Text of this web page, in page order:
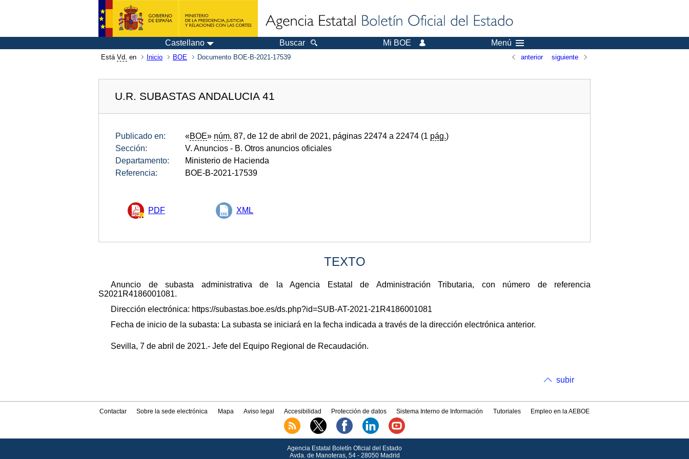
Castellano Buscar Mi BOE Menú
Está Vd. en Inicio BOE Documento BOE-B-2021-17539 anterior siguiente
U.R. SUBASTAS ANDALUCIA 41
Publicado en: «BOE» núm. 87, de 12 de abril de 2021, páginas 22474 a 22474 (1 pág.)
Sección:
V. Anuncios - B. Otros anuncios oficiales
Departamento:
Ministerio de Hacienda
Referencia:
BOE-B-2021-17539
PDF XML
TEXTO
Anuncio de subasta administrativa de la Agencia Estatal de Administración Tributaria, con número de referencia
S2021R4186001081.
Dirección electrónica: https://subastas.boe.es/ds.php?id=SUB-AT-2021-21R4186001081
Fecha de inicio de la subasta: La subasta se iniciará en la fecha indicada a través de la dirección electrónica anterior.
Sevilla, 7 de abril de 2021.- Jefe del Equipo Regional de Recaudación.
subir
Contactar Sobre la sede electrónica Mapa Aviso legal Accesibilidad Protección de datos Sistema Interno de Información Tutoriales Empleo en la AEBOE
Agencia Estatal Boletín Oficial del Estado
Avda.de Manoteras, 54 - 28050 Madrid